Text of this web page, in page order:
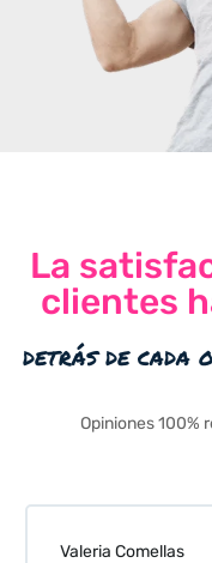
La
clientes
detrás de cada
Opiniones 100%
Valeria Comellas